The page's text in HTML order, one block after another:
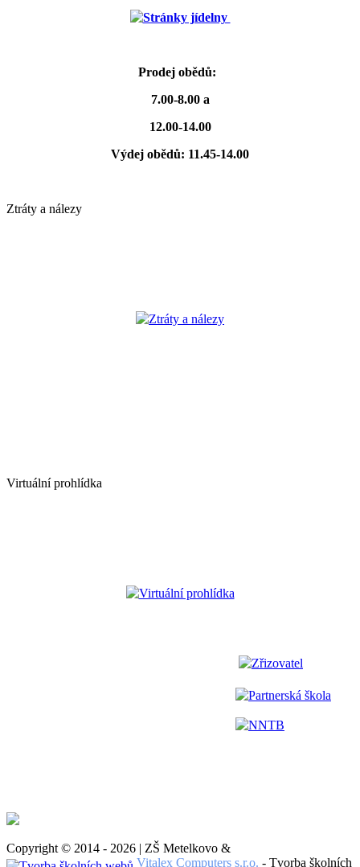
Stránky jídelny
Prodej obědů:
7.00-8.00 a
12.00-14.00
Výdej obědů: 11.45-14.00
Ztráty a nálezy
Ztráty a nálezy
Virtuální prohlídka
Virtuální prohlídka
Zřizovatel
Partnerská škola
NNTB
Copyright © 2014 - 2026 | ZŠ Metelkovo &
Vitalex Computers s.r.o. - Tvorba školních